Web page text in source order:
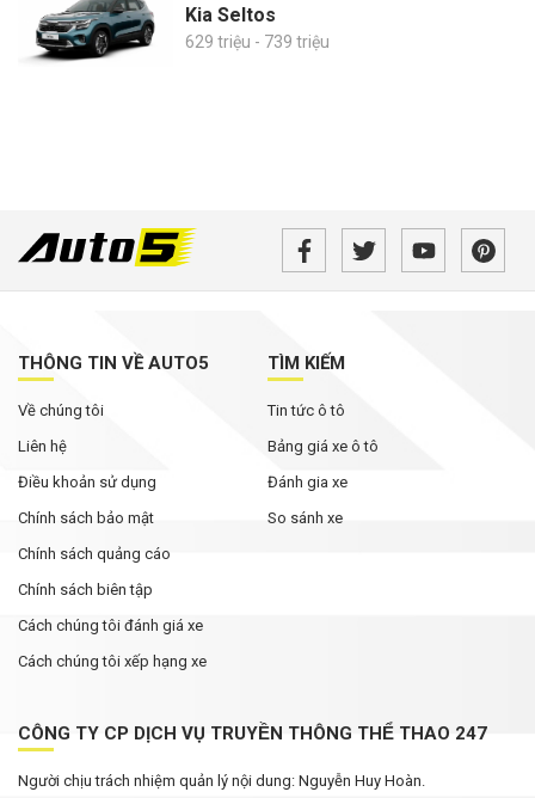
Kia Seltos
629 triệu - 739 triệu
THÔNG TIN VỀ AUTO5
Về chúng tôi
Liên hệ
Điều khoản sử dụng
Chính sách bảo mật
Chính sách quảng cáo
Chính sách biên tập
Cách chúng tôi đánh giá xe
Cách chúng tôi xếp hạng xe
TÌM KIẾM
Tin tức ô tô
Bảng giá xe ô tô
Đánh gia xe
So sánh xe
CÔNG TY CP DỊCH VỤ TRUYỀN THÔNG THỂ THAO 247
Người chịu trách nhiệm quản lý nội dung: Nguyễn Huy Hoàn.